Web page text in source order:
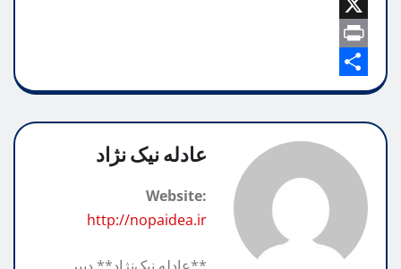
b
o
o
k
a
t
A
p
e
e
g
r
m
C
o
p
y
L
n
k
X
P
r
i
S
h
r
e
عادله نیک نژاد
Website:
http://nopaidea.ir